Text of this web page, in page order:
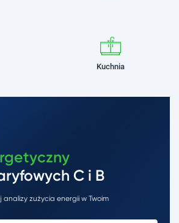
Kuchnia
C i B
analizy zużycia energii w Twoim